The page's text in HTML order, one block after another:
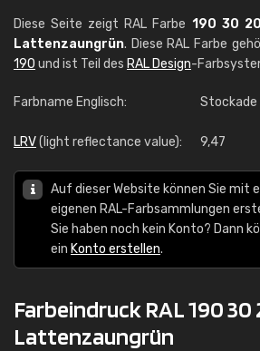
Diese Seite zeigt RAL Farbe 190 30 20
Lattenzaungrün. Diese RAL Farbe
190 und ist Teil des RAL Design-
Farbname Englisch: Stockade
LRV(light reflectance value): 9,47
Auf dieser Website können Sie mit
eigenen RAL-Farbsammlungen
Sie haben noch kein Konto? Dann
ein Konto erstellen.
Farbeindruck RAL 190 30
Lattenzaungrün